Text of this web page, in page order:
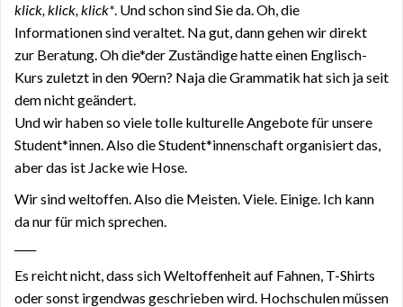
klick, klick, klick*. Und schon sind Sie da. Oh, die
Informationen sind veraltet. Na gut, dann gehen wir direkt
zur Beratung. Oh die*der Zuständige hatte einen Englisch-
Kurs zuletzt in den 90ern? Naja die Grammatik hat sich ja seit
dem nicht geändert.
Und wir haben so viele tolle kulturelle Angebote für unsere
Student*innen. Also die Student*innenschaft organisiert das,
aber das ist Jacke wie Hose.
Wir sind weltoffen. Also die Meisten. Viele. Einige. Ich kann
da nur für mich sprechen.
Es reicht nicht, dass sich Weltoffenheit auf Fahnen, T-Shirts
oder sonst irgendwas geschrieben wird. Hochschulen müssen